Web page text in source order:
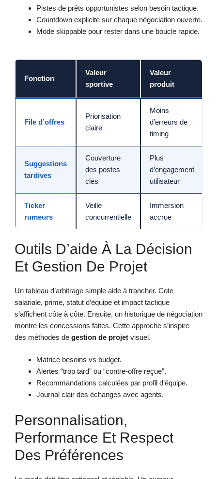
Pistes de prêts opportunistes selon besoin tactique.
Countdown explicite sur chaque négociation ouverte.
Mode skippable pour rester dans une boucle rapide.
Fonction
Valeur
sportive
Valeur
produit
File d’offres
Priorisation
claire
Moins
d’erreurs de
timing
Suggestions
tardives
Couverture
des postes
clés
Plus
d’engagement
utilisateur
Ticker
rumeurs
Veille
concurrentielle
Immersion
accrue
Outils D’aide À La Décision
Et Gestion De Projet
Un tableau d’arbitrage simple aide à trancher. Cote
salariale, prime, statut d’équipe et impact tactique
s’affichent côte à côte. Ensuite, un historique de négociation
montre les concessions faites. Cette approche s’inspire
des méthodes de gestion de projet visuel.
Matrice besoins vs budget.
Alertes “trop tard” ou “contre-offre reçue”.
Recommandations calculées par profil d’équipe.
Journal clair des échanges avec agents.
Personnalisation,
Performance Et Respect
Des Préférences